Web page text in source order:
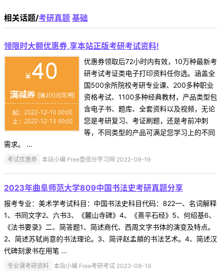
相关话题/考研真题 基础
领限时大额优惠券,享本站正版考研考试资料!
优惠券领取后72小时内有效，10万种最新考
研考试考证类电子打印资料任你选。涵盖全
国500余所院校考研专业课、200多种职业
资格考试、1100多种经典教材，产品类型包
含电子书、题库、全套资料以及视频，无论
您是考研复习、考证刷题，还是考前冲刺
等，不同类型的产品可满足您学习上的不同
需求。 ...
考试优惠券 本站小编 Free壹佰分学习网 2022-09-19
2023年曲阜师范大学809中国书法史考研真题分享
报考专业：美术学考试科目：中国书法史科目代码：822一、名词解释
1、书同文字2、六书3、《麓山寺碑》4、《熹平石经》5、何绍基6、
《法书要录》二、简答题1、简述商代、西周文字书体的演变及特点。
2、简述苏轼尚意的书法理论。3、简评赵孟頫的书法艺术。4、简述汉
代碑刻隶书在用笔 ...
专业课考研资料 本站小编 Free考研考试 2023-08-19